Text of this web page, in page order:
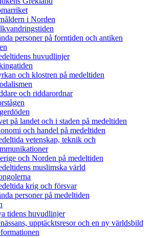
i Norden
personer på forntiden och antiken
huvudlinjer
och klostren på medeltiden
och riddarordnar
på landet och i staden på medeltiden
och handel på medeltiden
vetenskap, teknik och
och Norden på medeltiden
muslimska värld
krig och försvar
personer på medeltiden
tidens huvudlinjer
upptäcktsresor och en ny världsbild